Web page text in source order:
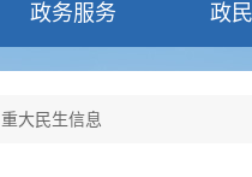
政务服务 政
重大民生信息